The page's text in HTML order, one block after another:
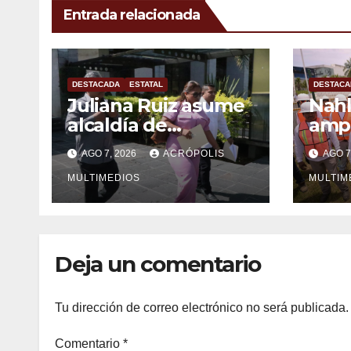
Entrada relacionada
DESTACADA ESTATAL
Juliana Ruiz asume
alcaldía de
Ixhuatlán del
Sureste
AGO 7, 2026 ACRÓPOLIS
MULTIMEDIOS
AGO
Deja un comentario
Tu dirección de correo electrónico no será publicada.
Comentario *